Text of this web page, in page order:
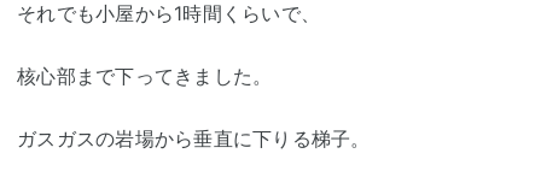
それでも小屋から1時間くらいで、
核心部まで下ってきました。
ガスガスの岩場から垂直に下りる梯子。